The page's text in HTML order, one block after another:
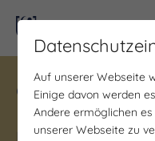
Gewinne ein
Unstrut!
möglich.
Auf unserer Webseite
Einige davon werden
Andere ermöglichen
unserer Webseite zu